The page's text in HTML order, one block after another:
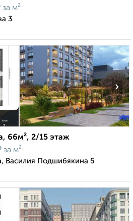
за м²
3
›
66м², 2/15 этаж
за м²
Василия Подшибякина 5